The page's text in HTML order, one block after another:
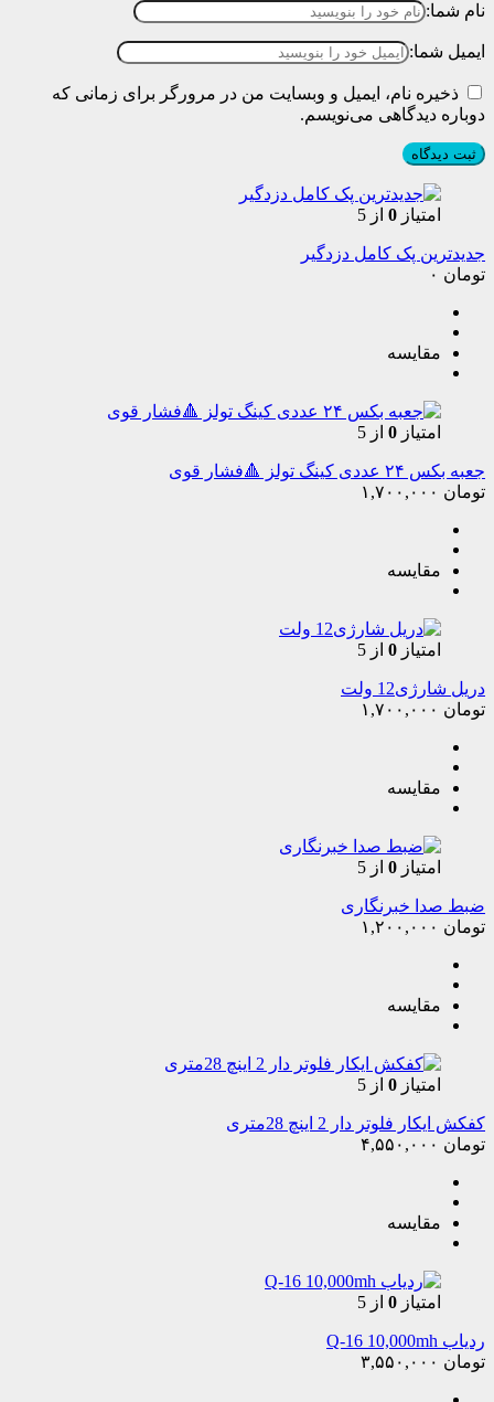
نام شما:
ایمیل شما:
ذخیره نام، ایمیل و وبسایت من در مرورگر برای زمانی که
دوباره دیدگاهی می‌نویسم.
امتیاز 0 از 5
جدیدترین پک کامل دزدگیر
تومان
مقایسه
امتیاز 0 از 5
جعبه بکس ۲۴ عددی کینگ تولز 🔺فشار قوی
تومان
مقایسه
امتیاز 0 از 5
دریل شارژی12 ولت
تومان
مقایسه
امتیاز 0 از 5
ضبط صدا خبرنگاری
تومان
مقایسه
امتیاز 0 از 5
کفکش ایکار فلوتر دار 2 اینچ 28متری
تومان
مقایسه
امتیاز 0 از 5
ردیاب Q-16 10,000mh
تومان